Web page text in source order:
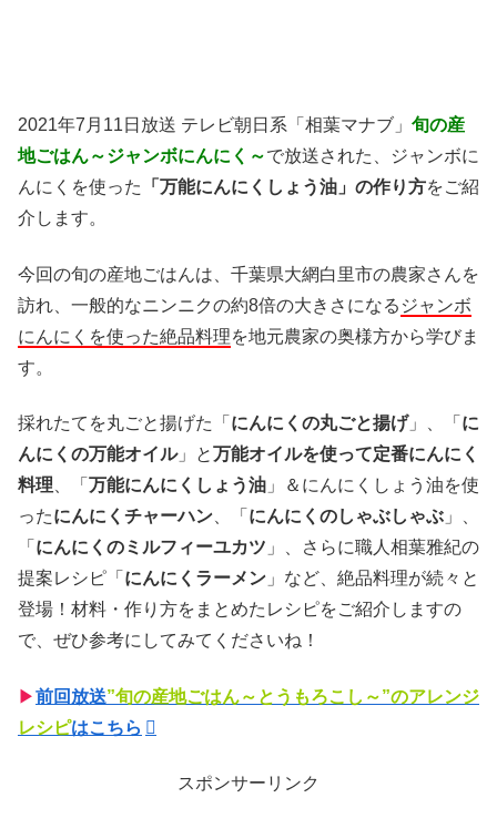
2021年7月11日放送 テレビ朝日系「相葉マナブ」 旬の産
地ごはん～ジャンボにんにく～で放送された、ジャンボに
んにくを使った
「万能にんにくしょう油」の作り方をご紹
介します。
今回の旬の産地ごはんは、千葉県大網白里市の農家さんを
訪れ、一般的なニンニクの約8倍の大きさになる ジャンボ
にんにくを使った絶品料理を地元農家の奥様方から学びま
す。
採れたてを丸ごと揚げた「 にんにくの丸ごと揚げ」、「 に
んにくの万能オイル」と万能オイルを使って定番にんにく
料理 、「 万能にんにくしょう油 」＆にんにくしょう油を使
ったにんにくチャーハン 、「 にんにくのしゃぶしゃぶ 」、
「 にんにくのミルフィーユカツ 」、さらに職人相葉雅紀の
提案レシピ「 にんにくラーメン 」など、絶品料理が続々と
登場！材料・作り方をまとめたレシピをご紹介しますの
で、ぜひ参考にしてみてくださいね！
▶前回放送”旬の産地ごはん～とうもろこし～”のアレンジ
レシピはこちら
スポンサーリンク